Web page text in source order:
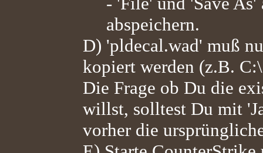
abspeichern.
D) 'pldecal.wad' muß
kopiert werden (z.B.
Die Frage ob Du die
willst, solltest Du mit
vorher die